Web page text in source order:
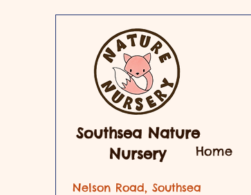
Southsea Nature
Nursery
Nelson Road, Southsea
Home